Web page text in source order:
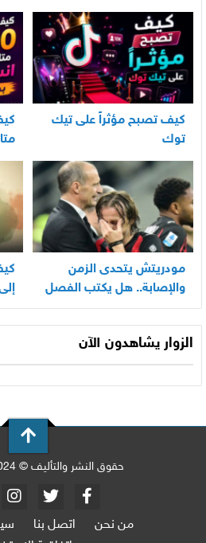
كيف تصبح مؤثراً على تيك
توك
مودريتش يتحدى الزمن
والإصابة.. هل يكتب الفصل
الأخير في أسطورته
المونديالية؟
الزوار يشاهدون الآن
حقوق النشر والتأليف © 2024 موقع سطوع
من نحن اتصل بنا